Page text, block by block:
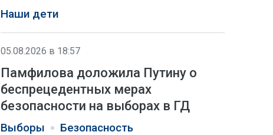
Наши дети
05.08.2026 в 18:57
Памфилова доложила Путину о
беспрецедентных мерах
безопасности на выборах в ГД
Выборы Безопасность